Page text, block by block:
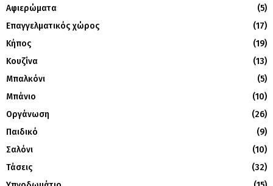
Αφιερώματα
(5)
Επαγγελματικός χώρος
(17)
Κήπος
(19)
Κουζίνα
(13)
Μπαλκόνι
(5)
Μπάνιο
(10)
Οργάνωση
(26)
Παιδικό
(9)
Σαλόνι
(10)
Τάσεις
(32)